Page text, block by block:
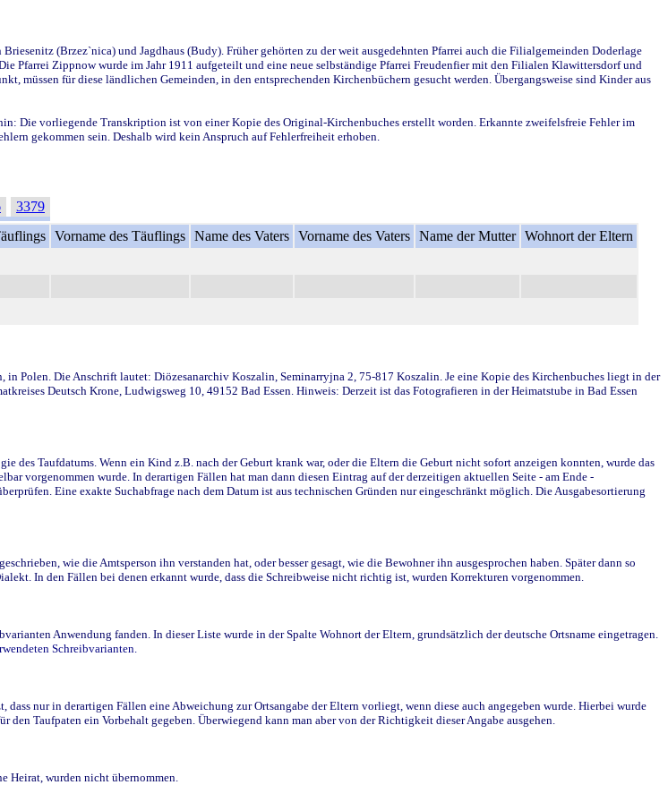
(Brzez`nica) und Jagdhaus (Budy). Früher gehörten zu der weit ausgedehnten Pfarrei auch die Filialgemeinden Doderlage
Pfarrei Zippnow wurde im Jahr 1911 aufgeteilt und eine neue selbständige Pfarrei Freudenfier mit den Filialen Klawittersdorf und
für diese ländlichen Gemeinden, in den entsprechenden Kirchenbüchern gesucht werden. Übergangsweise sind Kinder aus
Die vorliegende Transkription ist von einer Kopie des Original-Kirchenbuches erstellt worden. Erkannte zweifelsfreie Fehler im
gekommen sein. Deshalb wird kein Anspruch auf Fehlerfreiheit erhoben.
3379
Vorname des Täuflings Name des Vaters Vorname des Vaters Name der Mutter Wohnort der Eltern
Polen. Die Anschrift lautet: Diözesanarchiv Koszalin, Seminarryjna 2, 75-817 Koszalin. Je eine Kopie des Kirchenbuches liegt in der
Deutsch Krone, Ludwigsweg 10, 49152 Bad Essen. Hinweis: Derzeit ist das Fotografieren in der Heimatstube in Bad Essen
Taufdatums. Wenn ein Kind z.B. nach der Geburt krank war, oder die Eltern die Geburt nicht sofort anzeigen konnten, wurde das
vorgenommen wurde. In derartigen Fällen hat man dann diesen Eintrag auf der derzeitigen aktuellen Seite - am Ende -
Eine exakte Suchabfrage nach dem Datum ist aus technischen Gründen nur eingeschränkt möglich. Die Ausgabesortierung
wie die Amtsperson ihn verstanden hat, oder besser gesagt, wie die Bewohner ihn ausgesprochen haben. Später dann so
In den Fällen bei denen erkannt wurde, dass die Schreibweise nicht richtig ist, wurden Korrekturen vorgenommen.
Anwendung fanden. In dieser Liste wurde in der Spalte Wohnort der Eltern, grundsätzlich der deutsche Ortsname eingetragen.
Schreibvarianten.
nur in derartigen Fällen eine Abweichung zur Ortsangabe der Eltern vorliegt, wenn diese auch angegeben wurde. Hierbei wurde
Taufpaten ein Vorbehalt gegeben. Überwiegend kann man aber von der Richtigkeit dieser Angabe ausgehen.
Heirat, wurden nicht übernommen.